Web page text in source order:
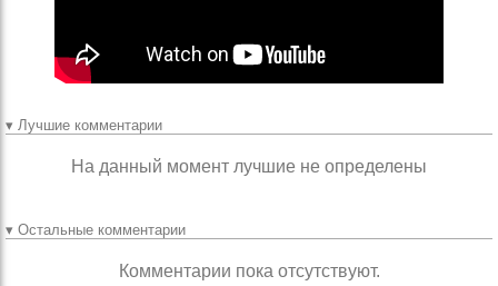
▾ Лучшие комментарии
На данный момент лучшие не определены
▾ Остальные комментарии
Комментарии пока отсутствуют.